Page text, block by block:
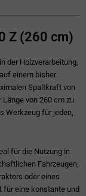
Z (260 cm)
der Holzverarbeitung,
einem bisher
Spaltkraft von
von 260 cm zu
Werkzeug für jeden,
für die Nutzung in
Fahrzeugen,
oder eines
für eine konstante und